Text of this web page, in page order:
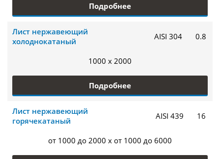
Подробнее
Лист нержавеющий
холоднокатаный
AISI 304 0.8
1000 x 2000
Подробнее
Лист нержавеющий
горячекатаный
AISI 439 16
от 1000 до 2000 x от 1000 до 6000